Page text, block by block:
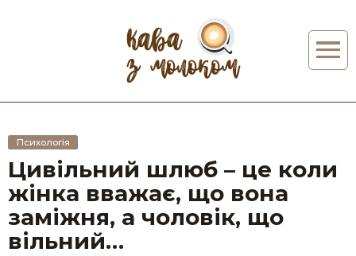
Психологія
Цивільний шлюб – це коли
жінка вважає, що вона
заміжня, а чоловік, що
вільний…